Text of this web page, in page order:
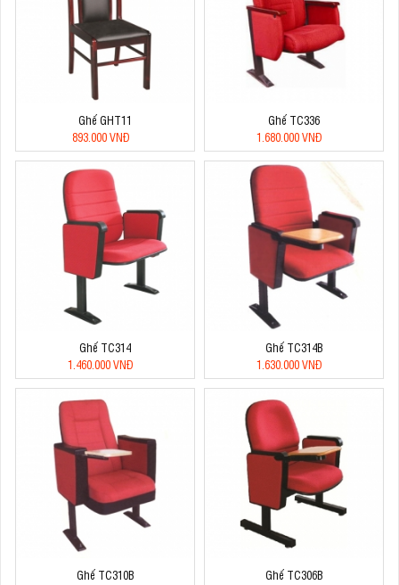
Ghế GHT11
893.000 VNĐ
Ghế TC336
1.680.000 VNĐ
Ghế TC314
1.460.000 VNĐ
Ghế TC314B
1.630.000 VNĐ
Ghế TC310B
Ghế TC306B